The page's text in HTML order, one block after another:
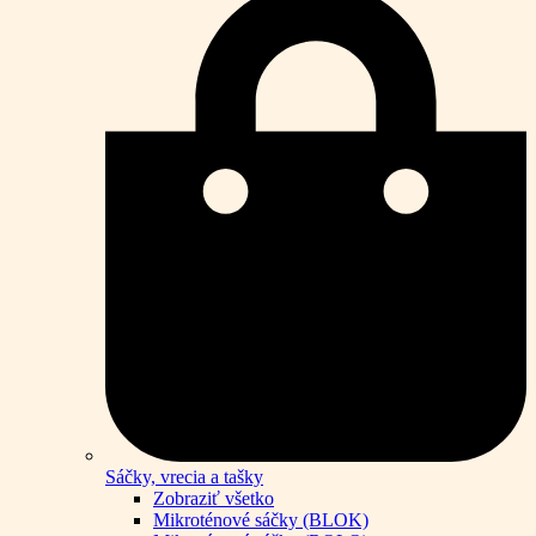
Sáčky, vrecia a tašky
Zobraziť všetko
Mikroténové sáčky (BLOK)